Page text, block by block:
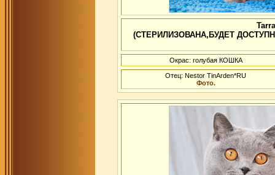
(СТЕРИЛИЗОВАНА,БУДЕТ
Окрас: голубая КОШКА
Отец: Nestor TinArden*RU
Фото.